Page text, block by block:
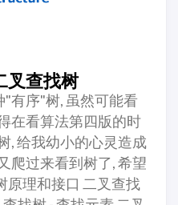
叉查找树
有序"树, 虽然可能看
在看算法第四版的时
, 给我幼小的心灵造成
爬过来看到树了, 希望
原理和接口 二叉查找